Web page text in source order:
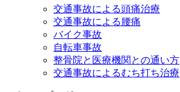
交通事故による頭痛治療
交通事故による腰痛
バイク事故
自転車事故
整骨院と医療機関との通い方
交通事故によるむち打ち治療